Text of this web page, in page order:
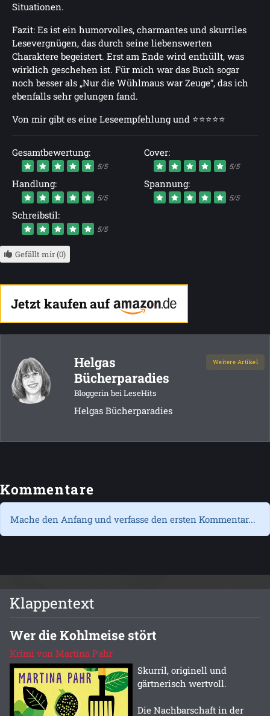
Situationen.
Fazit: Es ist ein humorvolles, charmantes und skurriles
Lesevergnügen, das durch seine liebenswerten
Charaktere begeistert. Erst am Ende wird enthüllt, was
wirklich geschehen ist. Für mich war das Buch sogar
noch besser als „Nur die Wühlmaus war Zeuge“, das ich
ebenfalls sehr gelungen fand.
Von mir gibt es eine Leseempfehlung und ⭐⭐⭐⭐⭐
Gesamtbewertung:
5/5
Cover:
5/5
Handlung:
5/5
Spannung:
5/5
Schreibstil:
5/5
Gefällt mir (0)
Jetzt kaufen auf
Helgas
Bücherparadies
Bloggerin bei LeseHits
Weitere Artikel
Helgas Bücherparadies
Kommentare
Mache den Anfang und verfasse den ersten Kommentar...
Klappentext
Wer die Kohlmeise stört
Krimi von Martina Pahr
Skurril, originell und
gärtnerisch wertvoll.
Die Nachbarschaft in der